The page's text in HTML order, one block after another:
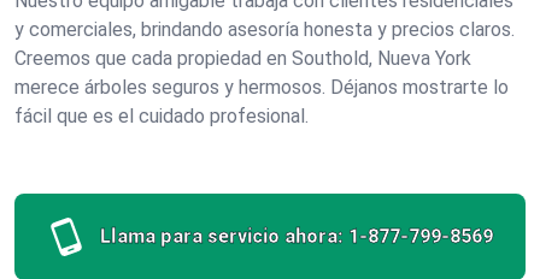
y comerciales, brindando asesoría honesta y precios claros.
Creemos que cada propiedad en Southold, Nueva York
merece árboles seguros y hermosos. Déjanos mostrarte lo
fácil que es el cuidado profesional.
Llama para servicio ahora: 1-877-799-8569